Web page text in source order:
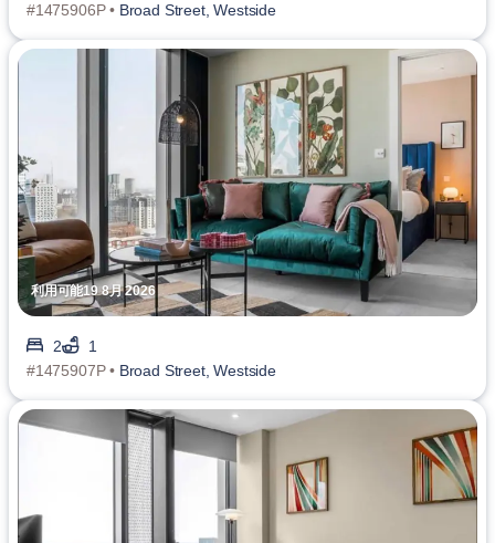
#1475906P • Broad Street, Westside
利用可能19 8月 2026
2
1
#1475907P • Broad Street, Westside